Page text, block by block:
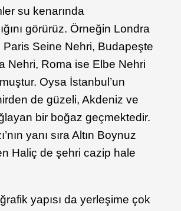
su kenarında
görürüz. Örneğin Londra
Seine Nehri, Budapeşte
Nehri, Roma ise Elbe Nehri
Oysa İstanbul’un
de güzeli, Akdeniz ve
bir boğaz geçmektedir.
yanı sıra Altın Boynuz
Haliç de şehri cazip hale
yapısı da yerleşime çok